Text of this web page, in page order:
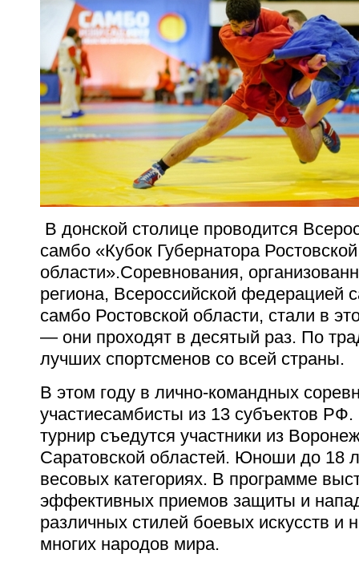
В донской столице проводится
самбо «Кубок Губернатора Ростовской
области».Соревнования,
региона, Всероссийской федерацией
самбо Ростовской области, стали в
— они проходят в десятый раз. По
лучших спортсменов со всей страны.
В этом году в лично-командных
участиесамбисты из 13 субъектов
турнир съедутся участники из
Саратовской областей. Юноши до 18
весовых категориях. В программе
эффективных приемов защиты и
различных стилей боевых искусств и
многих народов мира.